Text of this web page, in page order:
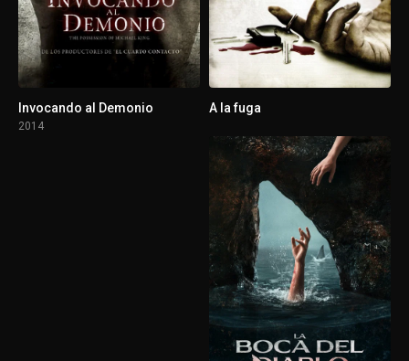
Invocando al Demonio
2014
A la fuga